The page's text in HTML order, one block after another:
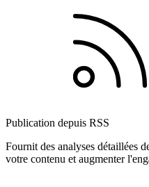
Publication depuis RSS
Fournit des analyses détaillées
votre contenu et augmenter